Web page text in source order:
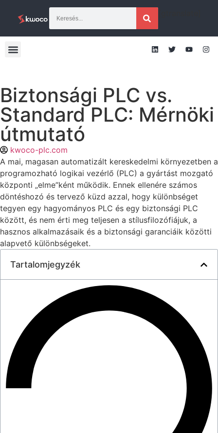
Biztonsági PLC vs.
Standard PLC: Mérnöki
útmutató
kwoco-plc.com
A mai, magasan automatizált kereskedelmi környezetben a
programozható logikai vezérlő (PLC) a gyártást mozgató
központi „elme”ként működik. Ennek ellenére számos
döntéshozó és tervező küzd azzal, hogy különbséget
tegyen egy hagyományos PLC és egy biztonsági PLC
között, és nem érti meg teljesen a stílusfilozófiájuk, a
hasznos alkalmazásaik és a biztonsági garanciáik közötti
alapvető különbségeket.
Tartalomjegyzék